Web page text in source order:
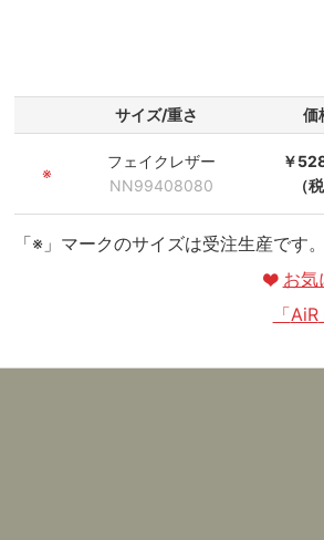
サイズ/重さ 価
※
フェイクレザー
NN99408080
￥
（
「※」マークのサイズは受注生産です。
お気
「AiR